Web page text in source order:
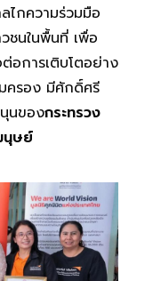
ไกความร่วมมือ
ชนในพื้นที่ เพื่อ
อการเติบโตอย่าง
มครอง มีศักดิ์ศรี
นของกระทรวง
นุษย์